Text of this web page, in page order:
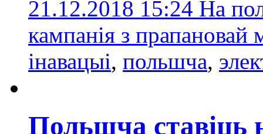
21.12.2018 15:24 На
кампанія з прапановай
інавацыі, польшча,
Польшча ставіць